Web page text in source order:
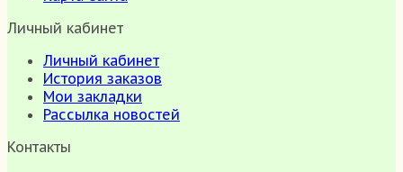
Личный кабинет
Личный кабинет
История заказов
Мои закладки
Рассылка новостей
Контакты